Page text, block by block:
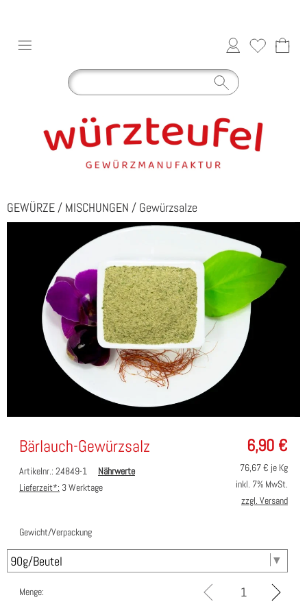
GEWÜRZE / MISCHUNGEN / Gewürzsalze
6,90 €
Bärlauch-Gewürzsalz
Artikelnr.: 24849-1
Nährwerte
Lieferzeit*: 3 Werktage
76,67€ je Kg
inkl. 7% MwSt.
zzgl. Versand
Gewicht/Verpackung
Menge: